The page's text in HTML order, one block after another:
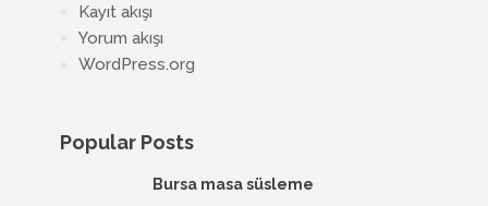
Kayıt akışı
Yorum akışı
WordPress.org
Popular Posts
Bursa masa süsleme